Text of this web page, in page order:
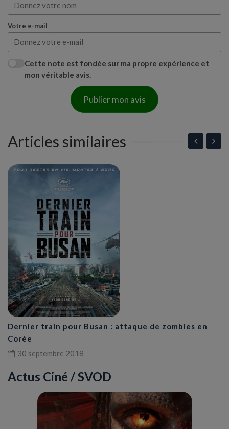
Votre e-mail
Cette note est fondée sur ma propre expérience et
mon véritable avis.
Publier mon avis
Articles similaires
Dernier train pour Busan : attaque de zombies en
Corée
30 septembre 2018
Actus Ciné / SVOD